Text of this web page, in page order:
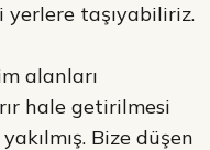
yerlere taşıyabiliriz.
alanları
hale getirilmesi
Bize düşen